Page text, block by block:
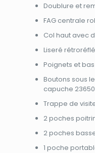
Doublure et
FAG centrale
Col haut avec
Liseré
Poignets et
Boutons sous
capuche 23650
Trappe de
2 poches
2 poches
1 poche